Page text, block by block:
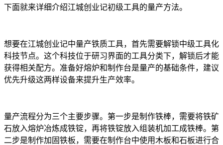
下面就来详细介绍江城创业记初级工具的量产方法。
想要在江城创业记中量产铁质工具，首先需要解锁中级工具化
科技节点。这个科技位于研习界面的工具分类下，解锁后才能
获得相关配方。准备好熔炉和制作台是量产的基础条件，建议
优先升级这两样设备来提升生产效率。
量产流程分为三个主要步骤。第一步是制作铁棒，需要将铁矿
石放入熔炉冶炼成铁锭，再将铁锭放入组装机加工成铁棒。第
二步是制作加固铁板，需要在制作台中使用木板和石板进行合